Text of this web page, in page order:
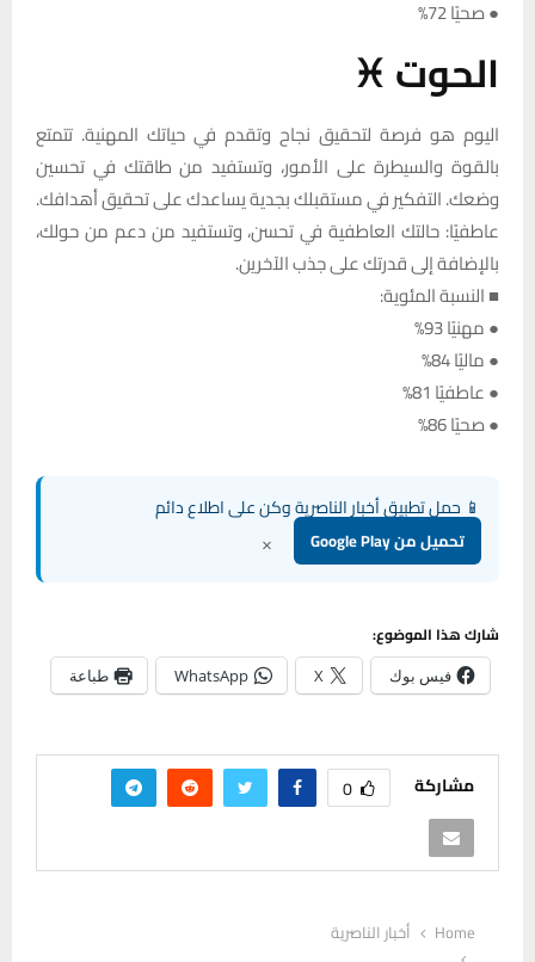
● صحيًا 72%
الحوت ♓
اليوم هو فرصة لتحقيق نجاح وتقدم في حياتك المهنية. تتمتع
بالقوة والسيطرة على الأمور، وتستفيد من طاقتك في تحسين
وضعك. التفكير في مستقبلك بجدية يساعدك على تحقيق أهدافك.
عاطفيًا: حالتك العاطفية في تحسن، وتستفيد من دعم من حولك،
بالإضافة إلى قدرتك على جذب الآخرين.
■ النسبة المئوية:
● مهنيًا 93%
● ماليًا 84%
● عاطفيًا 81%
● صحيًا 86%
📱 حمل تطبيق أخبار الناصرية وكن على اطلاع دائم
تحميل من Google Play ×
شارك هذا الموضوع:
فيس بوك X
WhatsApp طباعة
مشاركة 0
Home
أخبار الناصرية